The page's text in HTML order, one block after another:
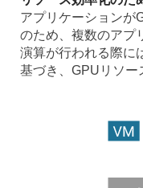
アプリケーションが
のため、複数のアプ
演算が行われる際に
基づき、GPUリソー